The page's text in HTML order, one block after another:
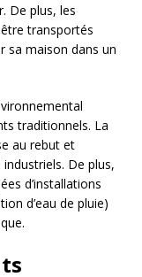
De plus, les
transportés
sa maison dans un
traditionnels. La
au rebut et
De plus,
d’installations
d’eau de pluie)